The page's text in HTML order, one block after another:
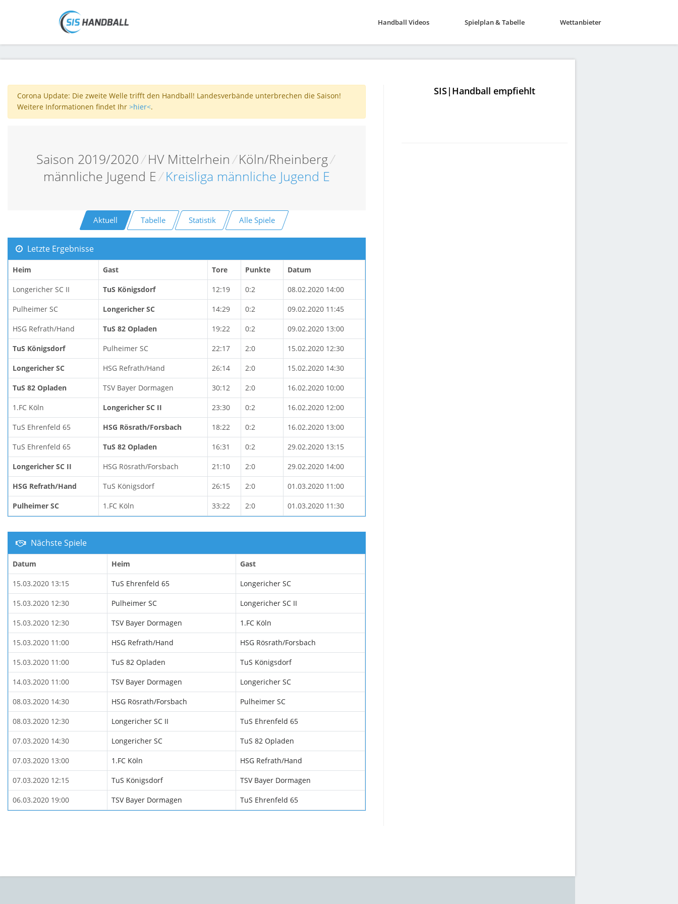
Handball Videos Spielplan & Tabelle Wettanbieter
Corona Update: Die zweite Welle trifft den Handball! Landesverbände unterbrechen die Saison!
Weitere Informationen findet Ihr >hier<.
Saison 2019/2020/ HV Mittelrhein/Köln/Rheinberg/
männliche Jugend E/ Kreisliga männliche Jugend E
Aktuell Tabelle Statistik Alle Spiele
Letzte Ergebnisse
Heim Gast Tore Punkte Datum
Longericher SC II TuS Königsdorf 12:19 0:2 08.02.2020 14:00
Pulheimer SC Longericher SC 14:29 0:2 09.02.2020 11:45
HSG Refrath/Hand TuS 82 Opladen 19:22 0:2 09.02.2020 13:00
TuS Königsdorf Pulheimer SC 22:17 2:0 15.02.2020 12:30
Longericher SC HSG Refrath/Hand 26:14 2:0 15.02.2020 14:30
TuS 82 Opladen TSV Bayer Dormagen 30:12 2:0 16.02.2020 10:00
1.FC Köln Longericher SC II 23:30 0:2 16.02.2020 12:00
TuS Ehrenfeld 65 HSG Rösrath/Forsbach 18:22 0:2 16.02.2020 13:00
TuS Ehrenfeld 65 TuS 82 Opladen 16:31 0:2 29.02.2020 13:15
Longericher SC II HSG Rösrath/Forsbach 21:10 2:0 29.02.2020 14:00
HSG Refrath/Hand TuS Königsdorf 26:15 2:0 01.03.2020 11:00
Pulheimer SC 1.FC Köln 33:22 2:0 01.03.2020 11:30
Nächste Spiele
Datum Heim Gast
15.03.2020 13:15 TuS Ehrenfeld 65 Longericher SC
15.03.2020 12:30 Pulheimer SC Longericher SC II
15.03.2020 12:30 TSV Bayer Dormagen 1.FC Köln
15.03.2020 11:00 HSG Refrath/Hand HSG Rösrath/Forsbach
15.03.2020 11:00 TuS 82 Opladen TuS Königsdorf
14.03.2020 11:00 TSV Bayer Dormagen Longericher SC
08.03.2020 14:30 HSG Rösrath/Forsbach Pulheimer SC
08.03.2020 12:30 Longericher SC II TuS Ehrenfeld 65
07.03.2020 14:30 Longericher SC TuS 82 Opladen
07.03.2020 13:00 1.FC Köln HSG Refrath/Hand
07.03.2020 12:15 TuS Königsdorf TSV Bayer Dormagen
06.03.2020 19:00 TSV Bayer Dormagen TuS Ehrenfeld 65
SIS|Handball empfiehlt